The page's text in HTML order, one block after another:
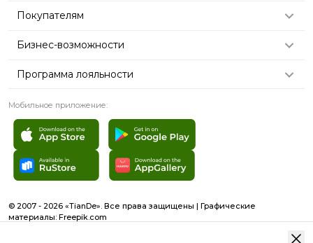
Покупателям
Бизнес-возможности
Программа лояльности
Мобильное приложение:
© 2007 - 2026 «TianDe». Все права защищены | Графические
материалы: Freepik.com